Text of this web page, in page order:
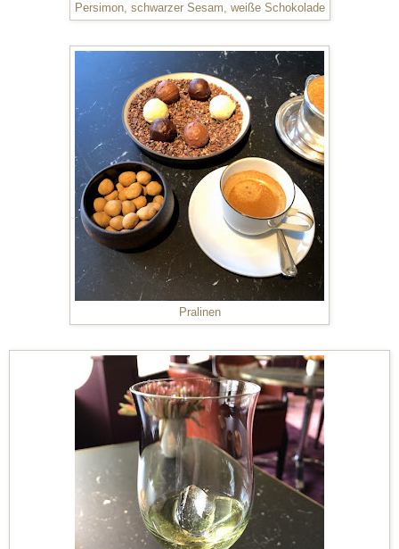
Persimon, schwarzer Sesam, weiße Schokolade
Pralinen